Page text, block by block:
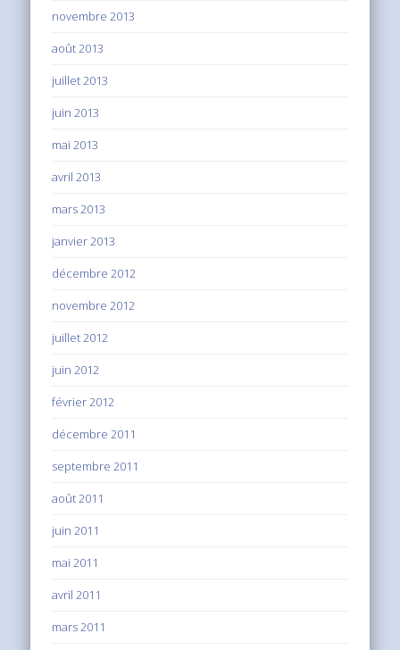
novembre 2013
août 2013
juillet 2013
juin 2013
mai 2013
avril 2013
mars 2013
janvier 2013
décembre 2012
novembre 2012
juillet 2012
juin 2012
février 2012
décembre 2011
septembre 2011
août 2011
juin 2011
mai 2011
avril 2011
mars 2011